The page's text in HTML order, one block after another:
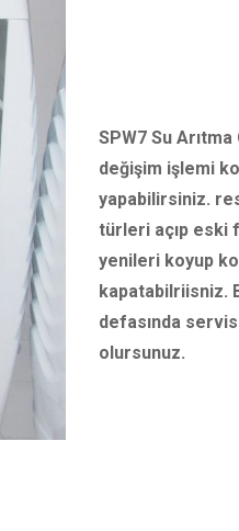
SPW7 Su Arıtma
değişim işlemi
yapabilirsiniz.
türleri açıp eski
yenileri koyup
kapatabilriisniz.
defasında
olursunuz.